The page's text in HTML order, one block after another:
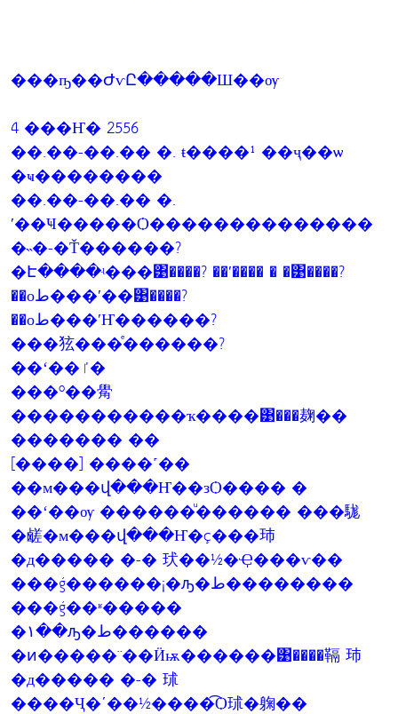
���ҧ��ԺѵԸ�����Ш��ѹ
4 ���Ҥ� 2556
��.��-��.�� �. ŧ����¹ ��ҷ��ѡ
�ҹ��������
��.��-��.�� �.
ʹ��Ҹ�����Ѻ��������������
�˵�-�Ť������?
�Է����ʵ���͹����? ��ʹ���� � �͹����?
��оط���ʹ��͹����?
��оط���ʹҤ������?
���㹡���ͤ������?
��ʻ��ٵ�
���º��觷
�����������ҡ����͹���麹��
������� ��
[����] ����˹��
��м���վ���Ҥ��зѺ���� �
��ʻ��ѹ ������ͧ������ ���駹
�鹾�м���վ���Ҥ�ç���㺻
�д����� �-� 㺴��½�Ҿ���ѵ��
���ǵ������¡�ԡ�ط��������
���ǵ��ʶ�����
�١��ԡ�ط������
�ͷ�����¨��Ӥѭ������͹����䩹 㺻
�д����� �-� 㺷
����Ҷ�ʹ��½����͡Ѻ㺷�躹��